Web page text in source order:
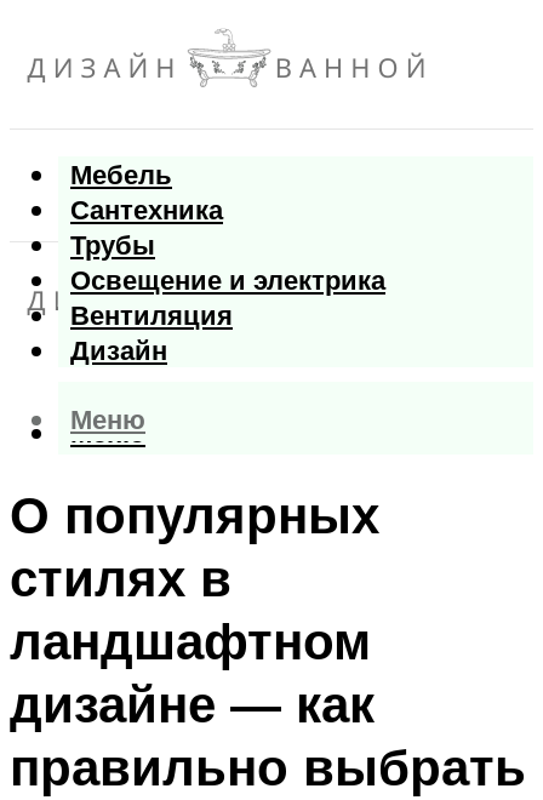
Мебель
Сантехника
Трубы
Освещение и электрика
Вентиляция
Дизайн
Меню
Меню
О популярных
стилях в
ландшафтном
дизайне — как
правильно выбрать